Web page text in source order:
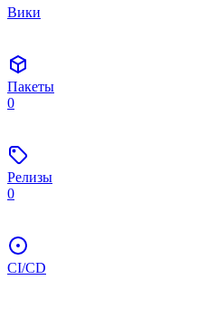
Вики
Пакеты
0
Релизы
0
CI/CD